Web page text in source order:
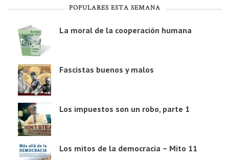
POPULARES ESTA SEMANA
La moral de la cooperación humana
Fascistas buenos y malos
Los impuestos son un robo, parte 1
Los mitos de la democracia – Mito 11